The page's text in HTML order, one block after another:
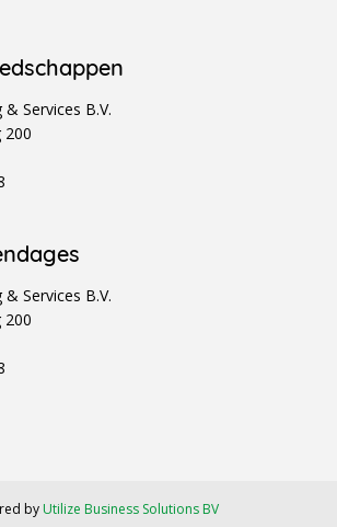
Services B.V.
200
Services B.V.
200
by Utilize Business Solutions BV